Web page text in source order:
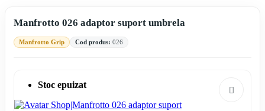
Manfrotto 026 adaptor suport umbrela
Manfrotto Grip Cod produs: 026
Stoc epuizat